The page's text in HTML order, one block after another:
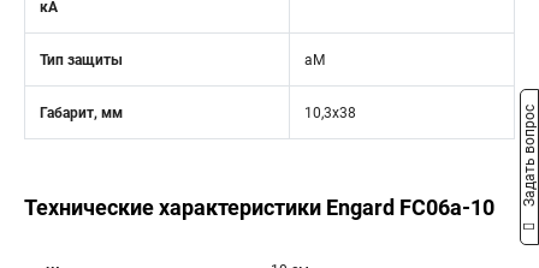
кA
Тип защиты aM
Габарит, мм 10,3x38
Технические характеристики Engard FC06a-10 Задать вопрос